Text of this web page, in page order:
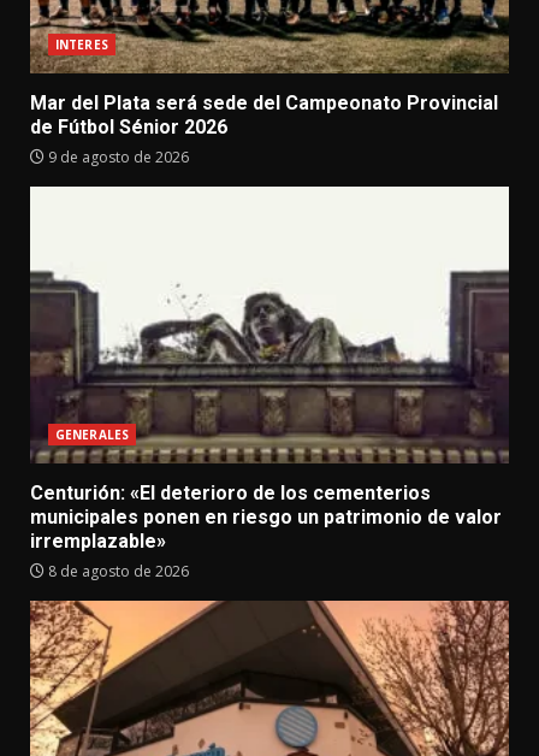
INTERES
Mar del Plata será sede del Campeonato Provincial
de Fútbol Sénior 2026
9 de agosto de 2026
GENERALES
Centurión: «El deterioro de los cementerios
municipales ponen en riesgo un patrimonio de valor
irremplazable»
8 de agosto de 2026